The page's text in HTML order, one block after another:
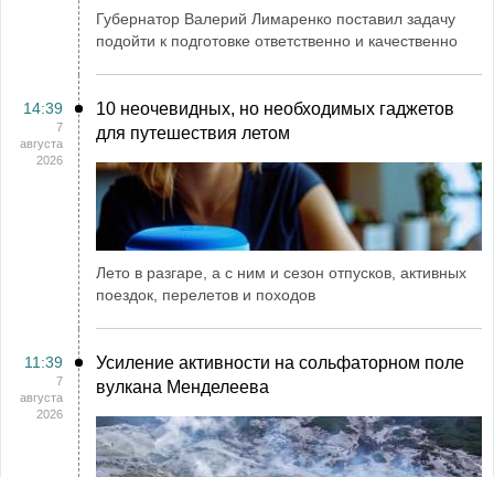
Губернатор Валерий Лимаренко поставил задачу
подойти к подготовке ответственно и качественно
14:39
7
августа
2026
10 неочевидных, но необходимых гаджетов
для путешествия летом
Лето в разгаре, а с ним и сезон отпусков, активных
поездок, перелетов и походов
11:39
7
августа
2026
Усиление активности на сольфаторном поле
вулкана Менделеева